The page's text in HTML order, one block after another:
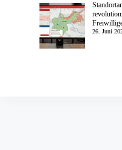
26. Juni